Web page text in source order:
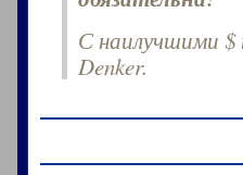
С наилучшими
Denker.